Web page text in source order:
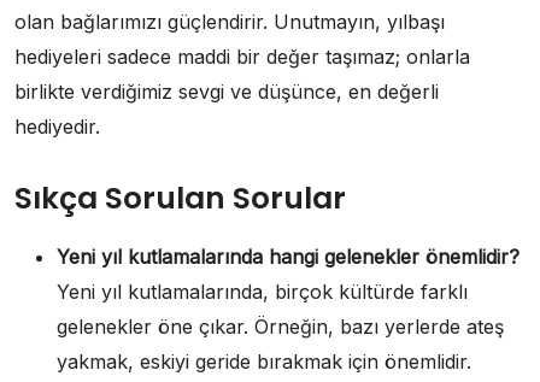
olan bağlarımızı güçlendirir. Unutmayın, yılbaşı
hediyeleri sadece maddi bir değer taşımaz; onlarla
birlikte verdiğimiz sevgi ve düşünce, en değerli
hediyedir.
Sıkça Sorulan Sorular
Yeni yıl kutlamalarında hangi gelenekler önemlidir?
Yeni yıl kutlamalarında, birçok kültürde farklı
gelenekler öne çıkar. Örneğin, bazı yerlerde ateş
yakmak, eskiyi geride bırakmak için önemlidir.